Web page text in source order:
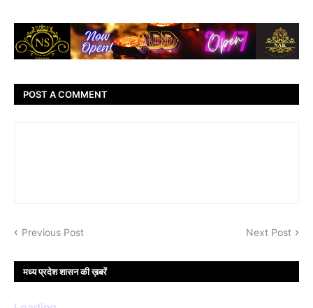
POST A COMMENT
Previous Post Next Post
मध्य प्रदेश शासन की ख़बरें